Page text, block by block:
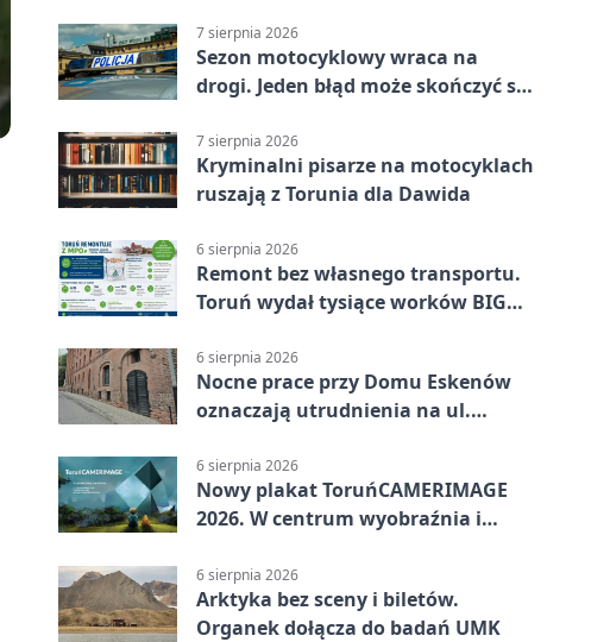
7 sierpnia 2026
Sezon motocyklowy wraca na
drogi. Jeden błąd może skończyć się
7 sierpnia 2026
Kryminalni pisarze na motocyklach
ruszają z Torunia dla Dawida
6 sierpnia 2026
Remont bez własnego transportu.
Toruń wydał tysiące worków BIG
6 sierpnia 2026
Nocne prace przy Domu Eskenów
oznaczają utrudnienia na ul.
6 sierpnia 2026
Nowy plakat ToruńCAMERIMAGE
2026. W centrum wyobraźnia i
6 sierpnia 2026
Arktyka bez sceny i biletów.
Organek dołącza do badań UMK